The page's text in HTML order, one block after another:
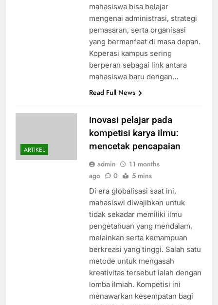
mahasiswa bisa belajar
mengenai administrasi, strategi
pemasaran, serta organisasi
yang bermanfaat di masa depan.
Koperasi kampus sering
berperan sebagai link antara
mahasiswa baru dengan…
Read Full News
ARTIKEL
inovasi pelajar pada
kompetisi karya ilmu:
mencetak pencapaian
admin
11 months
ago
0 5 mins
Di era globalisasi saat ini,
mahasiswi diwajibkan untuk
tidak sekadar memiliki ilmu
pengetahuan yang mendalam,
melainkan serta kemampuan
berkreasi yang tinggi. Salah satu
metode untuk mengasah
kreativitas tersebut ialah dengan
lomba ilmiah. Kompetisi ini
menawarkan kesempatan bagi